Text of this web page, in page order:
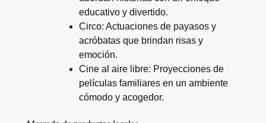
educativo y divertido.
Circo: Actuaciones de payasos y
acróbatas que brindan risas y
emoción.
Cine al aire libre: Proyecciones de
películas familiares en un ambiente
cómodo y acogedor.